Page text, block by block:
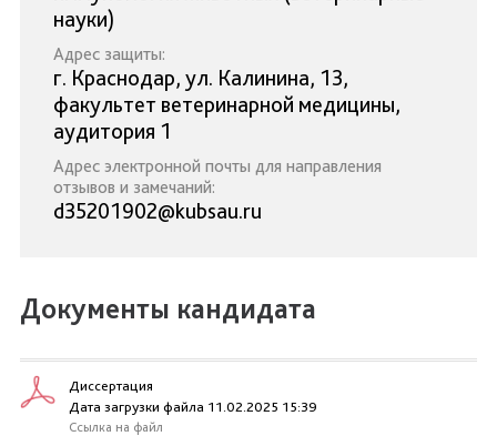
науки)
Адрес защиты:
г. Краснодар, ул. Калинина, 13,
факультет ветеринарной медицины,
аудитория 1
Адрес электронной почты для направления
отзывов и замечаний:
d35201902@kubsau.ru
Документы кандидата
Диссертация
Дата загрузки файла 11.02.2025 15:39
Ссылка на файл